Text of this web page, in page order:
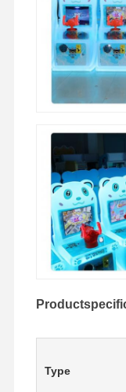
Fabrieksreis
Alle Gevallen
speelmachine
shooter arcade
De Machine
Type